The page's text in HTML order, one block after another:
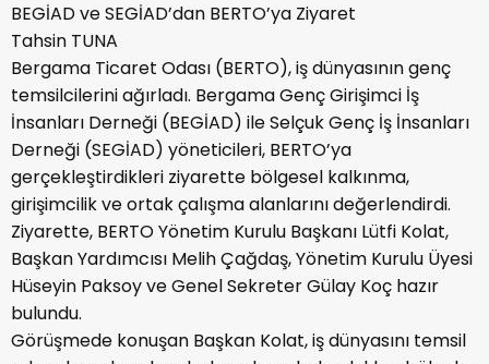
BEGİAD ve SEGİAD’dan BERTO’ya Ziyaret
Tahsin TUNA
Bergama Ticaret Odası (BERTO), iş dünyasının genç
temsilcilerini ağırladı. Bergama Genç Girişimci İş
İnsanları Derneği (BEGİAD) ile Selçuk Genç İş İnsanları
Derneği (SEGİAD) yöneticileri, BERTO’ya
gerçekleştirdikleri ziyarette bölgesel kalkınma,
girişimcilik ve ortak çalışma alanlarını değerlendirdi.
Ziyarette, BERTO Yönetim Kurulu Başkanı Lütfi Kolat,
Başkan Yardımcısı Melih Çağdaş, Yönetim Kurulu Üyesi
Hüseyin Paksoy ve Genel Sekreter Gülay Koç hazır
bulundu.
Görüşmede konuşan Başkan Kolat, iş dünyasını temsil